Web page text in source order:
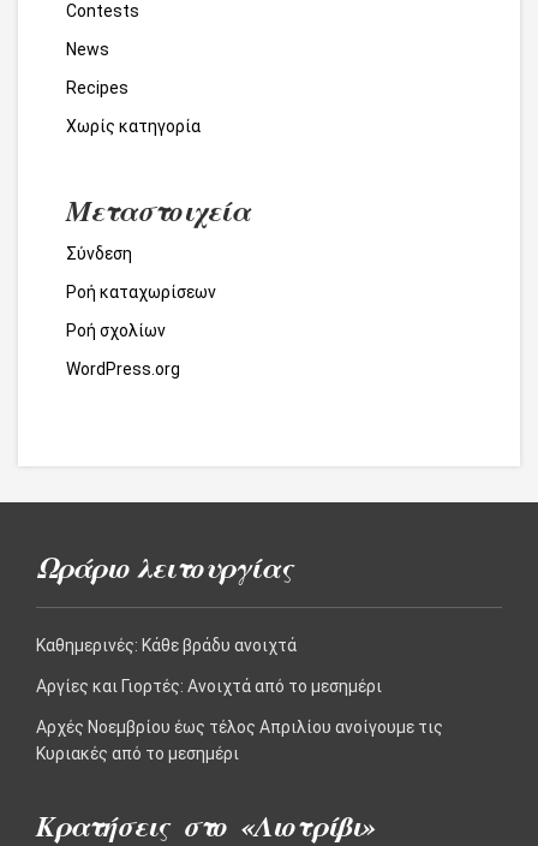
Contests
News
Recipes
Χωρίς κατηγορία
Μεταστοιχεία
Σύνδεση
Ροή καταχωρίσεων
Ροή σχολίων
WordPress.org
Ωράριο λειτουργίας
Καθημερινές: Kάθε βράδυ ανοιχτά
Αργίες και Γιορτές: Aνοιχτά από το μεσημέρι
Αρχές Νοεμβρίου έως τέλος Απριλίου ανοίγουμε τις
Κυριακές από το μεσημέρι
Κρατήσεις στο «Λιοτρίβι»